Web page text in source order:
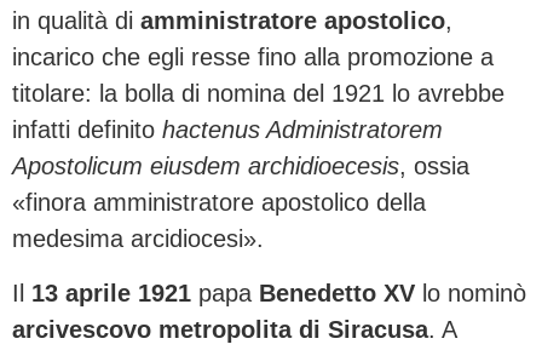
in qualità di amministratore apostolico,
incarico che egli resse fino alla promozione a
titolare: la bolla di nomina del 1921 lo avrebbe
infatti definito hactenus Administratorem
Apostolicum eiusdem archidioecesis, ossia
«finora amministratore apostolico della
medesima arcidiocesi».
Il 13 aprile 1921 papa Benedetto XV lo nominò
arcivescovo metropolita di Siracusa. A